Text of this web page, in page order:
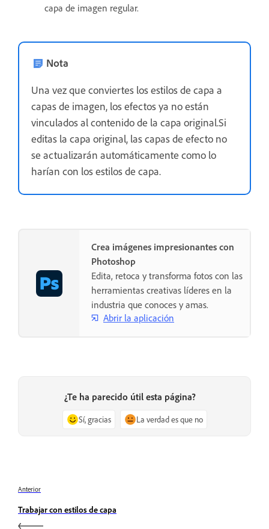
capa de imagen regular.
Nota
Una vez que conviertes los estilos de capa a
capas de imagen, los efectos ya no están
vinculados al contenido de la capa original.Si
editas la capa original, las capas de efecto no
se actualizarán automáticamente como lo
harían con los estilos de capa.
Crea imágenes impresionantes con
Photoshop
Edita, retoca y transforma fotos con las
herramientas creativas líderes en la
industria que conoces y amas.
Abrir la aplicación
¿Te ha parecido útil esta página?
Sí, gracias La verdad es que no
Anterior
Trabajar con estilos de capa